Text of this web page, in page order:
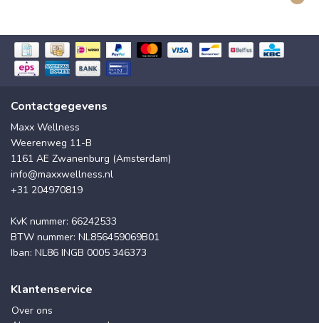
Contactgegevens
Maxx Wellness
Weerenweg 11-B
1161 AE Zwanenburg (Amsterdam)
info@maxxwellness.nl
+31 204970819
KvK nummer: 66242533
BTW nummer: NL856459069B01
Iban: NL86 INGB 0005 346373
Klantenservice
Over ons